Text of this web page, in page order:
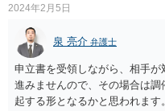
死亡し，二次相続が発生した」
議の内容を前提とした主張を
人は応じない姿勢を示している
主張としては維持しつつも，
しどころ）としては，譲歩す
れません。
2024年2月5日
泉 亮介 弁護士
申立書を受領しながら、相手
進みませんので、その場合は
起する形となるかと思われま